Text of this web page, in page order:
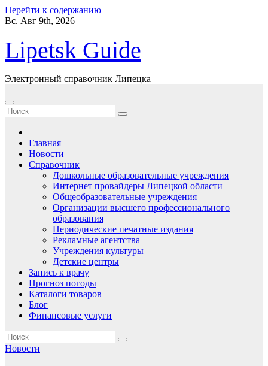
Перейти к содержанию
Вс. Авг 9th, 2026
Lipetsk Guide
Электронный справочник Липецка
Главная
Новости
Справочник
Дошкольные образовательные учреждения
Интернет провайдеры Липецкой области
Общеобразовательные учреждения
Организации высшего профессионального
образования
Периодические печатные издания
Рекламные агентства
Учреждения культуры
Детские центры
Запись к врачу
Прогноз погоды
Каталоги товаров
Блог
Финансовые услуги
Новости